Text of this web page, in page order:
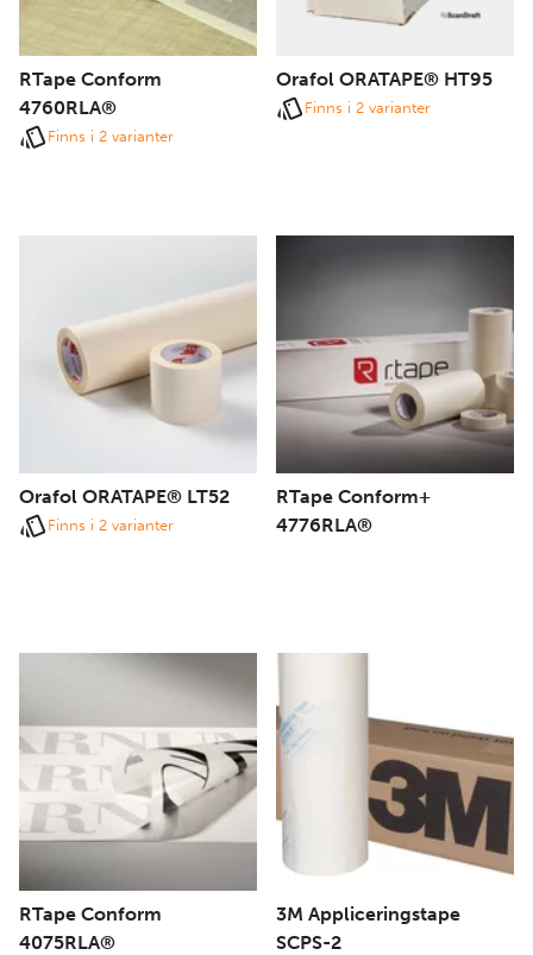
RTape Conform
4760RLA®
Finns i 2 varianter
Orafol ORATAPE® HT95
Finns i 2 varianter
Orafol ORATAPE® LT52
Finns i 2 varianter
RTape Conform+
4776RLA®
RTape Conform
4075RLA®
3M Appliceringstape
SCPS-2